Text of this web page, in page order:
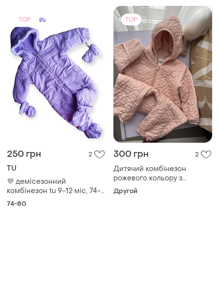
TOP
250 грн 2
TU
💜 демісезонний
комбінезон tu 9-12 міс, 74-
80 см на флісі
74-80
TOP
300 грн 2
Дитячий комбінезон
рожевого кольору з
стьобаним візерунком та
Другой